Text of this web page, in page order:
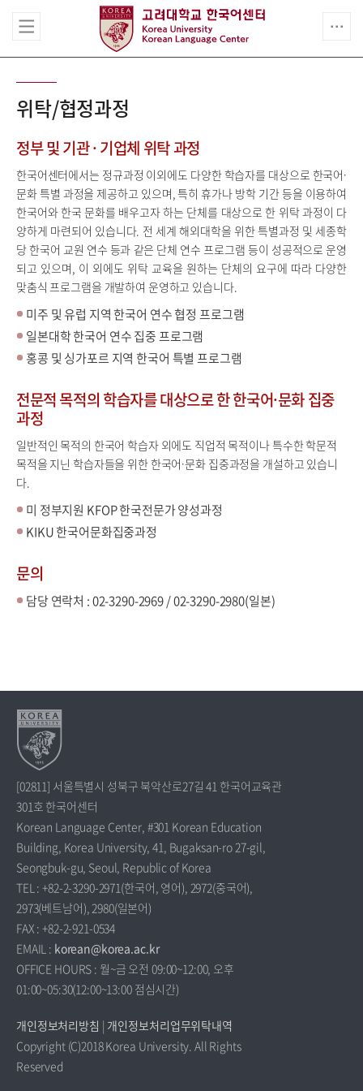
위탁/협정과정
정부 및 기관 · 기업체 위탁 과정
한국어센터에서는 정규과정 이외에도 다양한 학습자를 대상으로 한국어·
문화 특별 과정을 제공하고 있으며, 특히 휴가나 방학 기간 등을 이용하여
한국어와 한국 문화를 배우고자 하는 단체를 대상으로 한 위탁 과정이 다
양하게 마련되어 있습니다. 전 세계 해외대학을 위한 특별과정 및 세종학
당 한국어 교원 연수 등과 같은 단체 연수 프로그램 등이 성공적으로 운영
되고 있으며, 이 외에도 위탁 교육을 원하는 단체의 요구에 따라 다양한
맞춤식 프로그램을 개발하여 운영하고 있습니다.
미주 및 유럽 지역 한국어 연수 협정 프로그램
일본대학 한국어 연수 집중 프로그램
홍콩 및 싱가포르 지역 한국어 특별 프로그램
전문적 목적의 학습자를 대상으로 한 한국어·문화 집중
과정
일반적인 목적의 한국어 학습자 외에도 직업적 목적이나 특수한 학문적
목적을 지닌 학습자들을 위한 한국어·문화 집중과정을 개설하고 있습니
다.
미 정부지원 KFOP 한국전문가 양성과정
KIKU 한국어문화집중과정
문의
담당 연락처 : 02-3290-2969 / 02-3290-2980(일본)
[02811] 서울특별시 성북구 북악산로27길 41 한국어교육관
301호 한국어센터
Korean Language Center, #301 Korean Education
Building, Korea University, 41, Bugaksan-ro 27-gil,
Seongbuk-gu, Seoul, Republic of Korea
TEL : +82-2-3290-2971(한국어, 영어), 2972(중국어),
2973(베트남어), 2980(일본어)
FAX : +82-2-921-0534
EMAIL : korean@korea.ac.kr
OFFICE HOURS : 월~금 오전 09:00~12:00, 오후
01:00~05:30(12:00~13:00 점심시간)
개인정보처리방침 | 개인정보처리업무위탁내역
Copyright (C)2018 Korea University. All Rights
Reserved